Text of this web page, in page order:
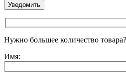
Нужно большее количество товара?
Имя: